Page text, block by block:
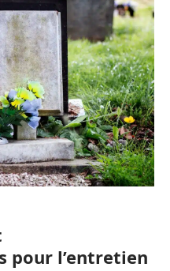
pour l’entretien